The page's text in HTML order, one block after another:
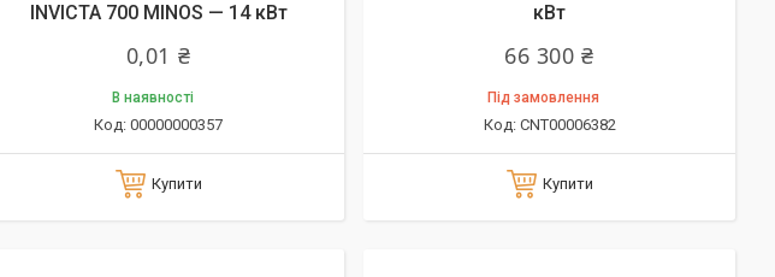
INVICTA 700 MINOS — 14 кВт
0,01 ₴
В наявності
00000000357
Купити
кВт
66 300 ₴
Під замовлення
CNT00006382
Купити